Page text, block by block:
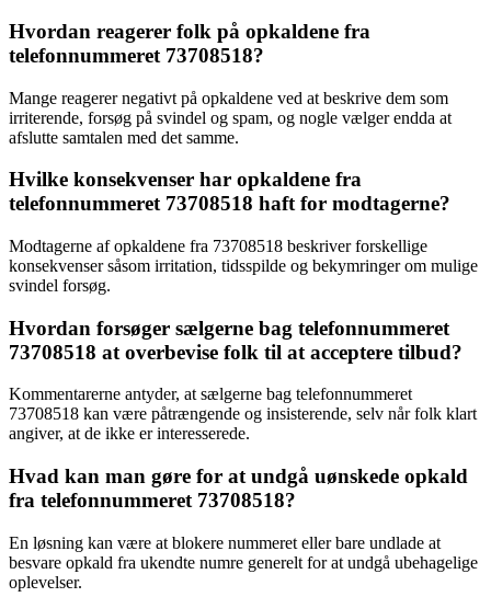
Hvordan reagerer folk på opkaldene fra
telefonnummeret 73708518?
Mange reagerer negativt på opkaldene ved at beskrive dem som
irriterende, forsøg på svindel og spam, og nogle vælger endda at
afslutte samtalen med det samme.
Hvilke konsekvenser har opkaldene fra
telefonnummeret 73708518 haft for modtagerne?
Modtagerne af opkaldene fra 73708518 beskriver forskellige
konsekvenser såsom irritation, tidsspilde og bekymringer om mulige
svindel forsøg.
Hvordan forsøger sælgerne bag telefonnummeret
73708518 at overbevise folk til at acceptere tilbud?
Kommentarerne antyder, at sælgerne bag telefonnummeret
73708518 kan være påtrængende og insisterende, selv når folk klart
angiver, at de ikke er interesserede.
Hvad kan man gøre for at undgå uønskede opkald
fra telefonnummeret 73708518?
En løsning kan være at blokere nummeret eller bare undlade at
besvare opkald fra ukendte numre generelt for at undgå ubehagelige
oplevelser.